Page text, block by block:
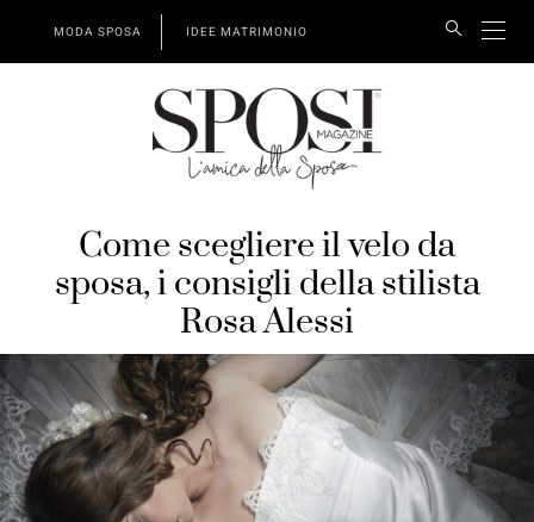
MODA SPOSA IDEE MATRIMONIO
Come scegliere il velo da
sposa, i consigli della stilista
Rosa Alessi